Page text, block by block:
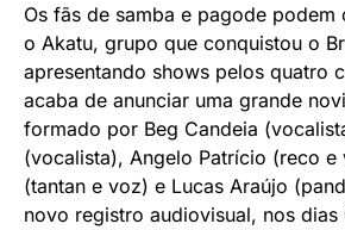
Os fãs de samba e pagode podem
o Akatu, grupo que conquistou o
apresentando shows pelos quatro
acaba de anunciar uma grande
formado por Beg Candeia
(vocalista), Angelo Patrício (reco e
(tantan e voz) e Lucas Araújo
novo registro audiovisual, nos